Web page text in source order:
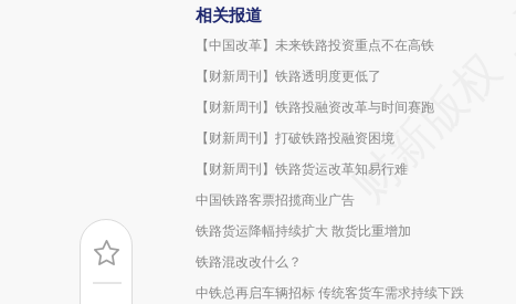
相关报道
【中国改革】未来铁路投资重点不在高铁
【财新周刊】铁路透明度更低了
【财新周刊】铁路投融资改革与时间赛跑
【财新周刊】打破铁路投融资困境
【财新周刊】铁路货运改革知易行难
中国铁路客票招揽商业广告
铁路货运降幅持续扩大 散货比重增加
铁路混改改什么？
中铁总再启车辆招标 传统客货车需求持续下跌